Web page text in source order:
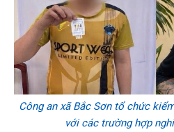
Công an xã Bắc Sơn tổ chức
với các trường hợp